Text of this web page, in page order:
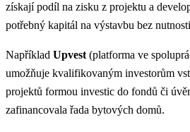
získají podíl na zisku z projektu a
potřebný kapitál na výstavbu bez
Například Upvest (platforma ve
umožňuje kvalifikovaným investorům
projektů formou investic do fondů či
zafinancovala řada bytových domů​.